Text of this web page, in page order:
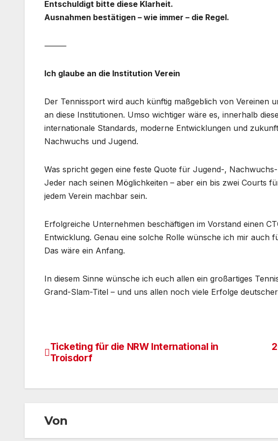
Entschuldigt bitte diese Klarheit.
Ausnahmen bestätigen – wie immer – die Regel.
⸻
Ich glaube an die Institution Verein
Der Tennissport wird auch künftig maßgeblich von Vereinen
an diese Institutionen. Umso wichtiger wäre es, innerhalb
internationale Standards, moderne Entwicklungen und
Nachwuchs und Jugend.
Was spricht gegen eine feste Quote für Jugend-,
Jeder nach seinen Möglichkeiten – aber ein bis zwei Courts
jedem Verein machbar sein.
Erfolgreiche Unternehmen beschäftigen im Vorstand einen
Entwicklung. Genau eine solche Rolle wünsche ich mir auch
Das wäre ein Anfang.
In diesem Sinne wünsche ich euch allen ein großartiges
Grand-Slam-Titel – und uns allen noch viele Erfolge
Beitragsnavigation
Ticketing für die NRW International in
Troisdorf
Von